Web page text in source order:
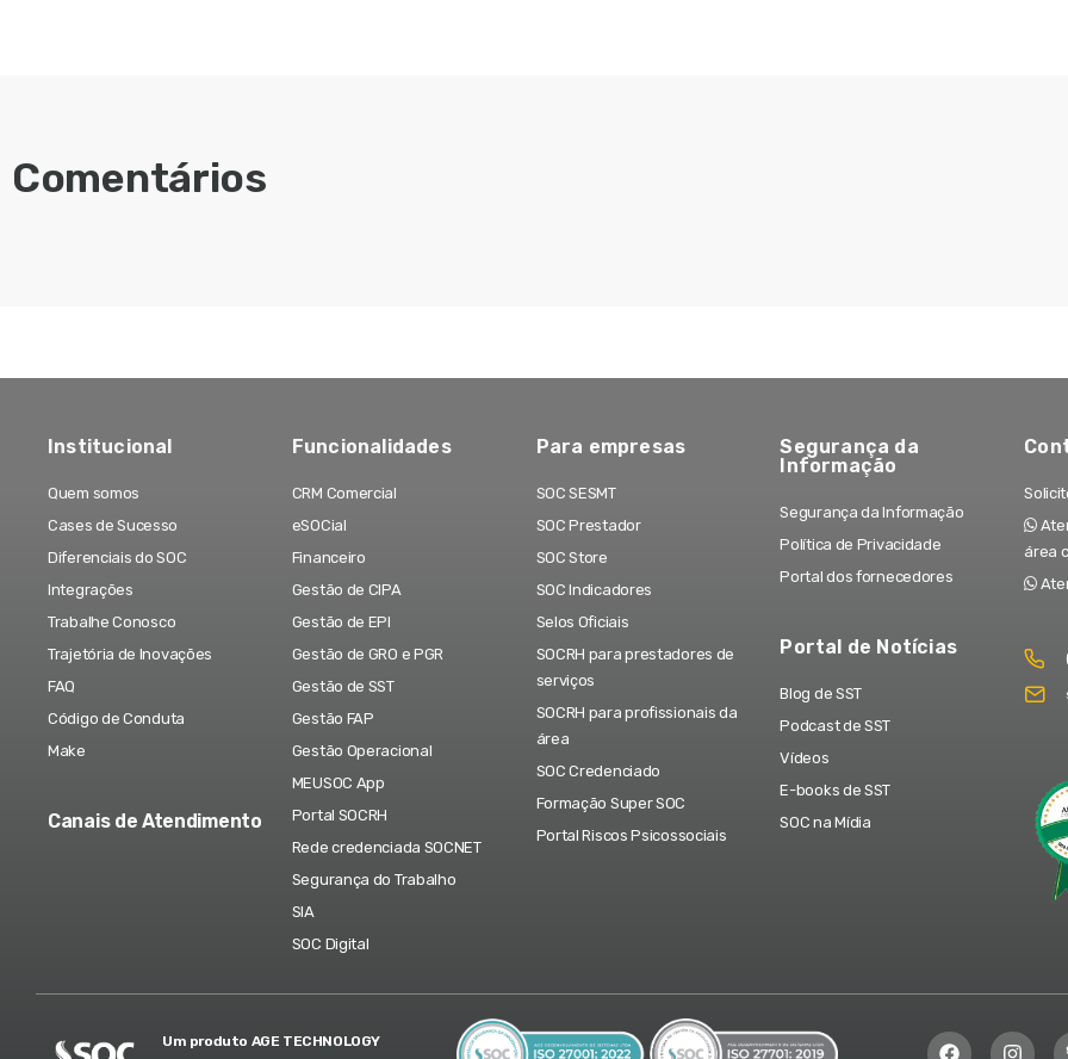
Comentários
Institucional
Quem somos
Cases de Sucesso
Diferenciais do SOC
Integrações
Trabalhe Conosco
Trajetória de Inovações
FAQ
Código de Conduta
Make
Canais de Atendimento
Funcionalidades
CRM Comercial
eSOCial
Financeiro
Gestão de CIPA
Gestão de EPI
Gestão de GRO e PGR
Gestão de SST
Gestão FAP
Gestão Operacional
MEUSOC App
Portal SOCRH
Rede credenciada SOCNET
Segurança do Trabalho
SIA
SOC Digital
Para empresas
SOC SESMT
SOC Prestador
SOC Store
SOC Indicadores
Selos Oficiais
SOCRH para prestadores de
serviços
SOCRH para profissionais da
área
SOC Credenciado
Formação Super SOC
Portal Riscos Psicossociais
Segurança da
Informação
Segurança da Informação
Política de Privacidade
Portal dos fornecedores
Portal de Notícias
Blog de SST
Podcast de SST
Vídeos
E-books de SST
SOC na Mídia
área
Um produto AGE TECHNOLOGY